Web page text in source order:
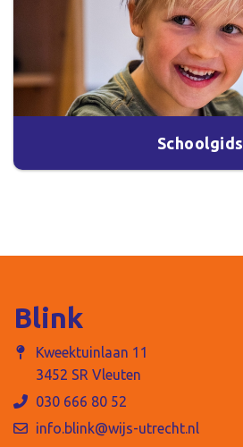
Schoolgids
Blink
Kweektuinlaan 11
3452 SR Vleuten
030 666 80 52
info.blink@wijs-utrecht.nl